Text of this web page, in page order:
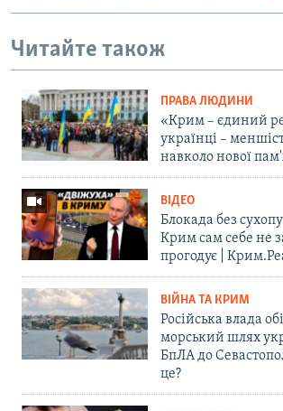
Читайте також
ПРАВА ЛЮДИНИ
«Крим – єдиний
українці –
навколо нової
ВІДЕО
Блокада без
Крим сам себе не
прогодує |
ВІЙНА ТА КРИМ
Російська влада
морський шлях
БпЛА до
це?